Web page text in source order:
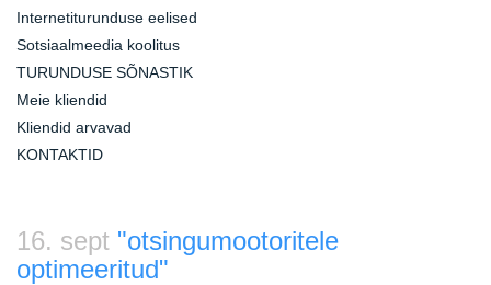
Internetiturunduse eelised
Sotsiaalmeedia koolitus
TURUNDUSE SÕNASTIK
Meie kliendid
Kliendid arvavad
KONTAKTID
16. sept "otsingumootoritele
optimeeritud"